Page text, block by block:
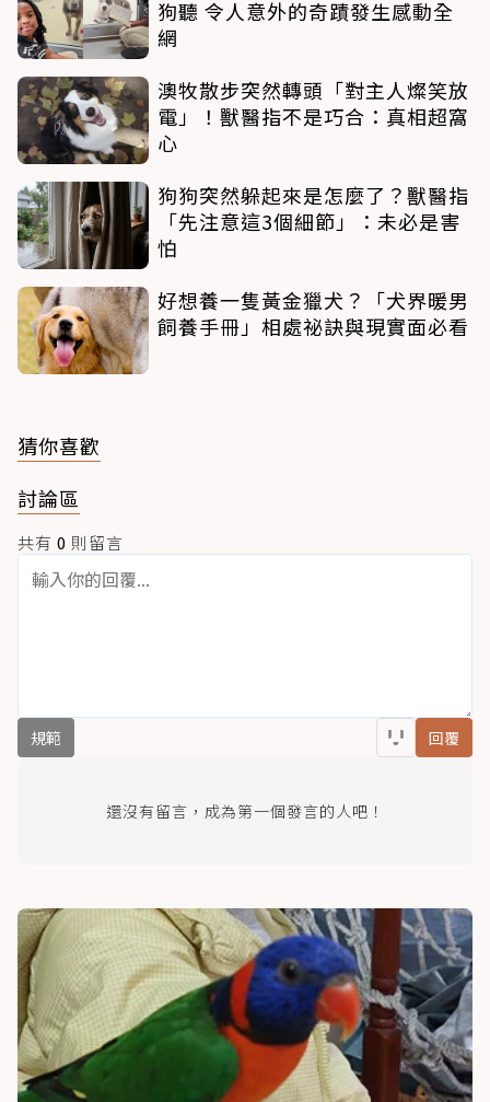
狗聽 令人意外的奇蹟發生感動全
網
澳牧散步突然轉頭「對主人燦笑放
電」！獸醫指不是巧合：真相超窩
心
狗狗突然躲起來是怎麼了？獸醫指
「先注意這3個細節」：未必是害
怕
好想養一隻黃金獵犬？「犬界暖男
飼養手冊」相處祕訣與現實面必看
猜你喜歡
討論區
共有 0 則留言
規範 回覆
還沒有留言，成為第一個發言的人吧！